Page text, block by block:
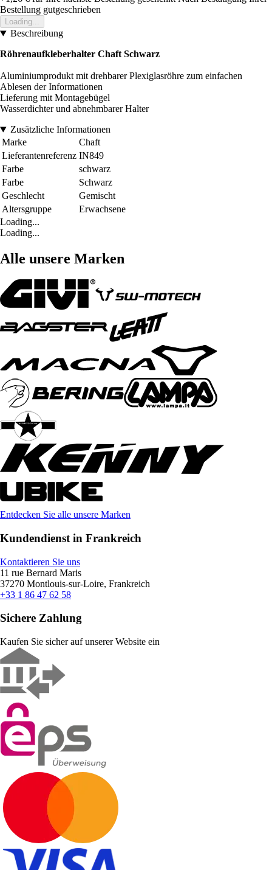
Bestellung gutgeschrieben
Loading...
Beschreibung
Röhrenaufkleberhalter Chaft Schwarz
Aluminiumprodukt mit drehbarer Plexiglasröhre zum einfachen
Ablesen der Informationen
Lieferung mit Montagebügel
Wasserdichter und abnehmbarer Halter
Zusätzliche Informationen
Marke
Chaft
Lieferantenreferenz IN849
Farbe
schwarz
Farbe
Schwarz
Geschlecht
Gemischt
Altersgruppe
Erwachsene
Loading...
Loading...
Alle unsere Marken
Entdecken Sie alle unsere Marken
Kundendienst in Frankreich
Kontaktieren Sie uns
11 rue Bernard Maris
37270 Montlouis-sur-Loire, Frankreich
+33 1 86 47 62 58
Sichere Zahlung
Kaufen Sie sicher auf unserer Website ein